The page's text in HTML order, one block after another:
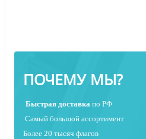
ПОЧЕМУ МЫ?
Быстрая доставка по РФ
Самый большой ассортимент
Более 20 тысяч флагов